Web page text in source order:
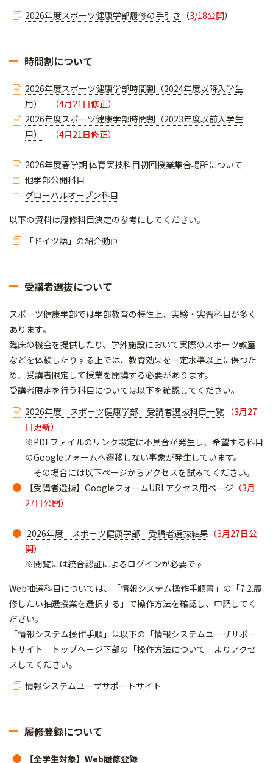
2026年度スポーツ健康学部履修の手引き （3/18公開）
時間割について
2026年度スポーツ健康学部時間割（2024年度以降入学生
用）
（4月21日修正）
2026年度スポーツ健康学部時間割（2023年度以前入学生
用）
（4月21日修正）
2026年度春学期 体育実技科目初回授業集合場所について
他学部公開科目
グローバルオープン科目
以下の資料は履修科目決定の参考にしてください。
「ドイツ語」の紹介動画
受講者選抜について
スポーツ健康学部では学部教育の特性上、実験・実習科目が多く
あります。
臨床の機会を提供したり、学外施設において実際のスポーツ教室
などを体験したりする上では、教育効果を一定水準以上に保つた
め、受講者限定して授業を開講する必要があります。
受講者限定を行う科目については以下を確認してください。
2026年度 スポーツ健康学部 受講者選抜科目一覧
（3月27
日更新）
※PDFファイルのリンク設定に不具合が発生し、希望する科目
のGoogleフォームへ遷移しない事象が発生しています。
その場合には以下ページからアクセスを試みてください。
【受講者選抜】GoogleフォームURLアクセス用ページ （3月
27日公開）
2026年度 スポーツ健康学部 受講者選抜結果 （3月27日公
開）
※閲覧には統合認証によるログインが必要です
Web抽選科目については、「情報システム操作手順書」の「7.2.履
修したい抽選授業を選択する」で操作方法を確認し、申請してく
ださい。
「情報システム操作手順」は以下の「情報システムユーザサポー
トサイト」トップページ下部の「操作方法について」よりアクセ
スしてください。
情報システムユーザサポートサイト
履修登録について
【全学生対象】Web履修登録